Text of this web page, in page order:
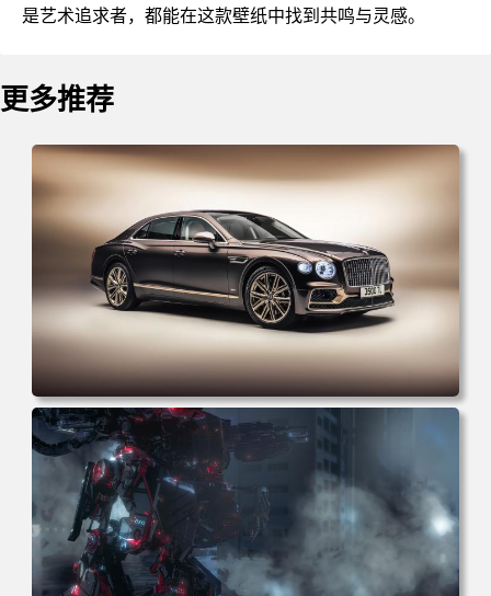
是艺术追求者，都能在这款壁纸中找到共鸣与灵感。
更多推荐
电脑壁纸 汽车 宾利 车辆 简单背景 黑色汽车 电脑桌面 高清
壁纸 壁纸下载 壁纸大全